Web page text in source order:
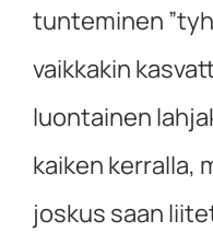
tunteminen
vaikkakin
luontainen
kaiken kerralla,
joskus saan